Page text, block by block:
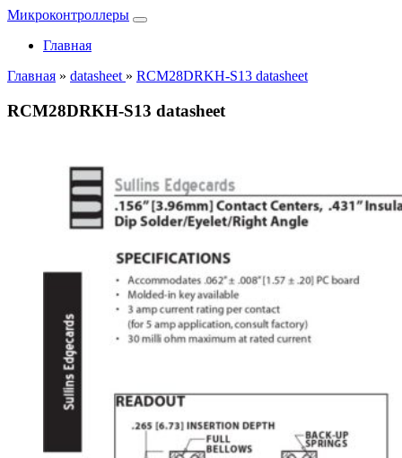
Микроконтроллеры
Главная
Главная » datasheet » RCM28DRKH-S13 datasheet
RCM28DRKH-S13 datasheet